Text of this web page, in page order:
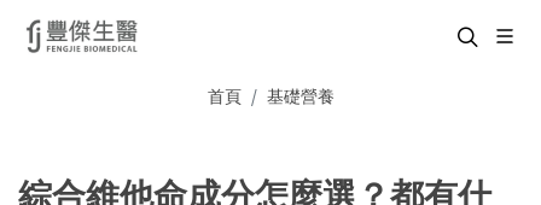
首頁 基礎營養
綜合維他命成分怎麼選？都有什